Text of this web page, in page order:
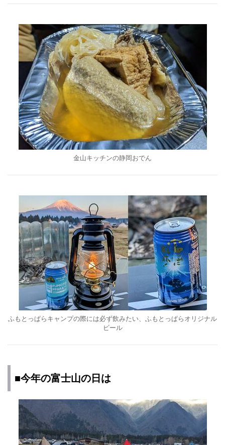
金山キッチンの静岡おでん
ふもとっぱらキャンプの際には必ず飲みたい、ふもとっぱらオリジナル
ビール
■今年の富士山の日は